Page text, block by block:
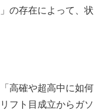
の存在によって、状
高確や超高中に如何
フト目成立からガソ